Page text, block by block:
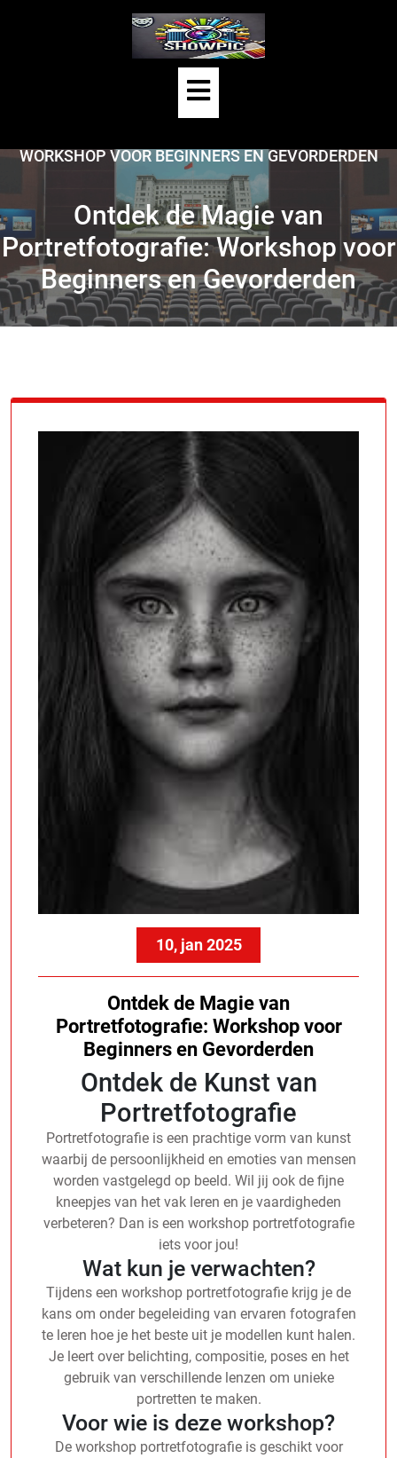
Open
Button
WORKSHOP VOOR BEGINNERS EN GEVORDERDEN
Ontdek de Magie van
Portretfotografie: Workshop voor
Beginners en Gevorderden
10, jan 2025
Ontdek de Magie van
Portretfotografie: Workshop voor
Beginners en Gevorderden
Ontdek de Kunst van
Portretfotografie
Portretfotografie is een prachtige vorm van kunst
waarbij de persoonlijkheid en emoties van mensen
worden vastgelegd op beeld. Wil jij ook de fijne
kneepjes van het vak leren en je vaardigheden
verbeteren? Dan is een workshop portretfotografie
iets voor jou!
Wat kun je verwachten?
Tijdens een workshop portretfotografie krijg je de
kans om onder begeleiding van ervaren fotografen
te leren hoe je het beste uit je modellen kunt halen.
Je leert over belichting, compositie, poses en het
gebruik van verschillende lenzen om unieke
portretten te maken.
Voor wie is deze workshop?
De workshop portretfotografie is geschikt voor